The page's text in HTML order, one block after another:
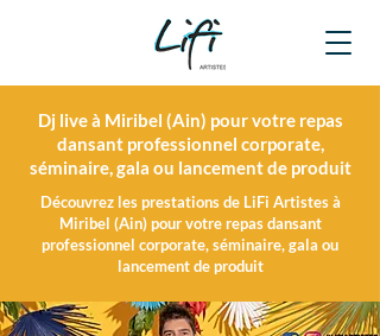
Dj live à Miribel (Ain) pour votre repas
dansant professionnel corporate,
séminaire, gala ou lancement de produit
Découvrez les prestations de LiFi Artistes à
Miribel (Ain) pour votre repas dansant
professionnel corporate, séminaire, gala ou
lancement de produit